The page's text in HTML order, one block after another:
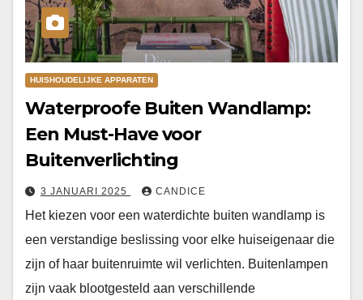
HUISHOUDELIJKE APPARATEN
Waterproofe Buiten Wandlamp:
Een Must-Have voor
Buitenverlichting
3 JANUARI 2025 CANDICE
Het kiezen voor een waterdichte buiten wandlamp is
een verstandige beslissing voor elke huiseigenaar die
zijn of haar buitenruimte wil verlichten. Buitenlampen
zijn vaak blootgesteld aan verschillende